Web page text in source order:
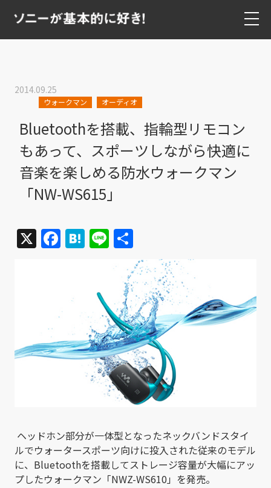
2014.09.25
ウォークマン オーディオ
Bluetoothを搭載、指輪型リモコン
もあって、スポーツしながら快適に
音楽を楽しめる防水ウォークマン
「NW-WS615」
X Facebook
Hatena
Line
有
ヘッドホン部分が一体型となったネックバンドスタイ
ルでウォータースポーツ向けに投入された従来のモデル
に、Bluetoothを搭載してストレージ容量が大幅にアッ
プしたウォークマン「NWZ-WS610」を発売。